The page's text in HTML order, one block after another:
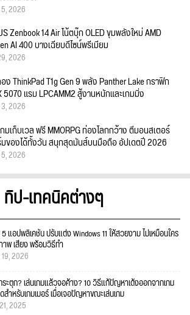
2026
Zenbook 14 Air โน้ตบุ๊ก OLED ขุมพลังใหม่ AMD
AI 400 บางเฉียบดีไซน์พรีเมียม
2026
ง ThinkPad T1g Gen 9 พลัง Panther Lake กราฟิก
5070 แรม LPCAMM2 สู้งานหนักและเกมมิ่ง
2026
มเก็บเวล ฟรี MMORPG ท่องโลกกว้าง ตีมอนสเตอร์
ของได้ทั้งวัน สนุกสุดมันส์บนมือถือ อัปเดตปี 2026
2026
ทิป-เทคนิคต่างๆ
แอปพลิเคชัน ปรับแต่ง Windows 11 ให้สวยงาม ไม่เหมือนใคร
พ เสียง พร้อมวิธีทำ
2026
ระตุก? เล่นเกมแล้วจอค้าง? 10 วิธีแก้ปัญหาเด้งออกจากเกม
สำหรับเกมเมอร์ เมื่อเจอปัญหาขณะเล่นเกม
2025